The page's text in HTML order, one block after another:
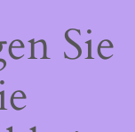
Sie